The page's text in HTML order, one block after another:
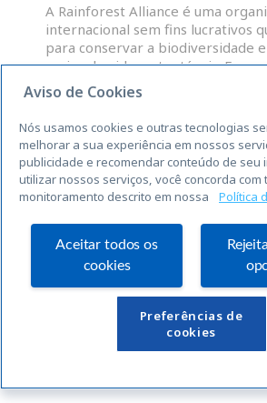
A Rainforest Alliance é uma
internacional sem fins lucrativos
para conservar a biodiversidade
meios de vida sustentáveis.
administradores de grupos e OP
normas abrangentes da RAS para a
sustentabilidade, são elegíveis
para o uso do selo Rainforest
LEIA MAIS »
« Anterior
Links Úteis
Aviso de Cookies
Nós usamos cookies e outras tecnologias
melhorar a sua experiência em nossos
publicidade e recomendar conteúdo de seu
utilizar nossos serviços, você concorda com
monitoramento descrito em nossa
Política
Aceitar todos os
cookies
Preferências de
cookies